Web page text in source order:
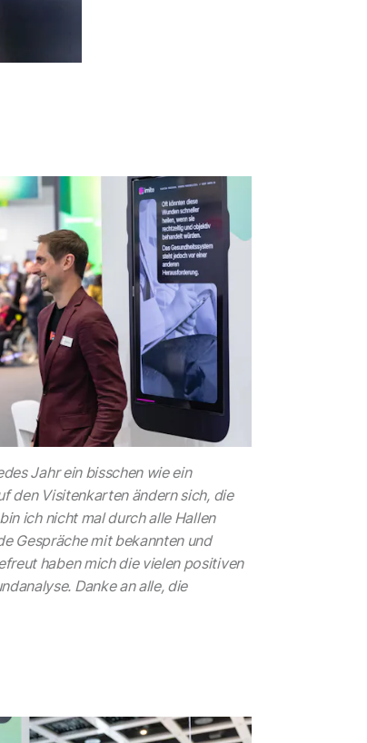
Jahr ein bisschen wie ein
den Visitenkarten ändern sich, die
ich nicht mal durch alle Hallen
Gespräche mit bekannten und
haben mich die vielen positiven
Danke an alle, die